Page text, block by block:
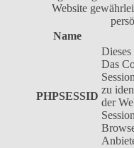
Website
Name
PHPSESSID
Das
zu
der